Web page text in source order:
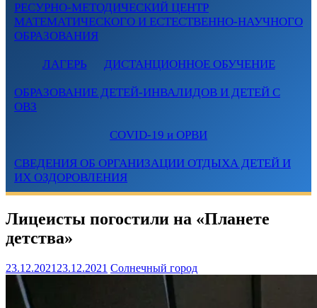
РЕСУРНО-МЕТОДИЧЕСКИЙ ЦЕНТР
МАТЕМАТИЧЕСКОГО И ЕСТЕСТВЕННО-НАУЧНОГО
ОБРАЗОВАНИЯ
ЛАГЕРЬ ДИСТАНЦИОННОЕ ОБУЧЕНИЕ
ОБРАЗОВАНИЕ ДЕТЕЙ-ИНВАЛИДОВ И ДЕТЕЙ С
ОВЗ
COVID-19 и ОРВИ
СВЕДЕНИЯ ОБ ОРГАНИЗАЦИИ ОТДЫХА ДЕТЕЙ И
ИХ ОЗДОРОВЛЕНИЯ
Лицеисты погостили на «Планете
детства»
23.12.2021 23.12.2021 Солнечный город